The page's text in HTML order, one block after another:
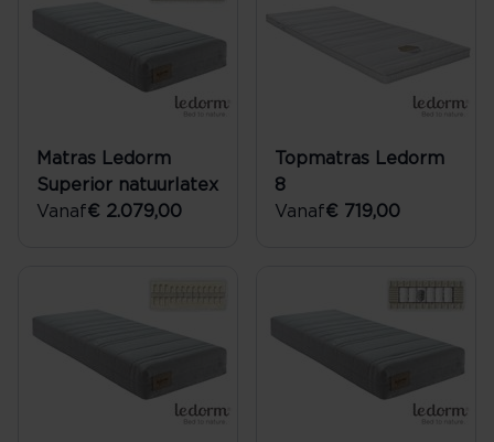
Matras Ledorm
Superior natuurlatex
Vanaf€ 2.079,00
Topmatras Ledorm
8
Vanaf€ 719,00